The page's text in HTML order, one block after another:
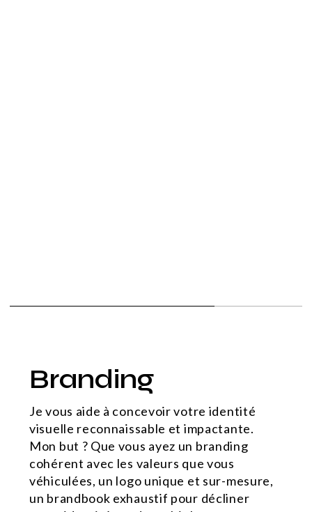
Branding
Je vous aide à concevoir votre identité
visuelle reconnaissable et impactante.
Mon but ? Que vous ayez un branding
cohérent avec les valeurs que vous
véhiculées, un logo unique et sur-mesure,
un brandbook exhaustif pour décliner